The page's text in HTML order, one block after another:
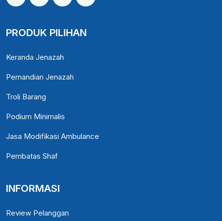
PRODUK PILIHAN
Keranda Jenazah
Pemandian Jenazah
Troli Barang
Podium Minimalis
Jasa Modifikasi Ambulance
Pembatas Shaf
INFORMASI
Review Pelanggan